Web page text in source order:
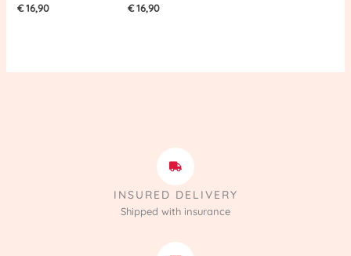
€16,90 €16,90
INSURED DELIVERY
Shipped with insurance